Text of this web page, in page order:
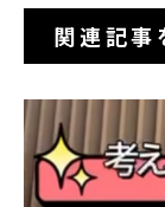
関連記事
PICK UP